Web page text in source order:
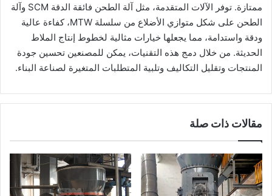
ممتازة. توفر الآلات المتقدمة، مثل آلة الطحن فائقة الدقة SCM وآلة
الطحن على شكل متوازي الأضلاع من سلسلة MTW، كفاءة عالية
ودقة واستدامة، مما يجعلها خيارات مثالية لخطوط إنتاج الملاط
الحديثة. من خلال دمج هذه التقنيات، يمكن للمصنعين تحسين جودة
المنتجات وتقليل التكاليف وتلبية المتطلبات المتغيرة لصناعة البناء.
مقالات ذات صلة